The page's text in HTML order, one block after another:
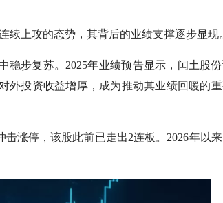
续上攻的态势，其背后的业绩支撑逐步显现
稳步复苏。2025年业绩预告显示，闰土股
外投资收益增厚，成为推动其业绩回暖的
涨停，该股此前已走出2连板。2026年以